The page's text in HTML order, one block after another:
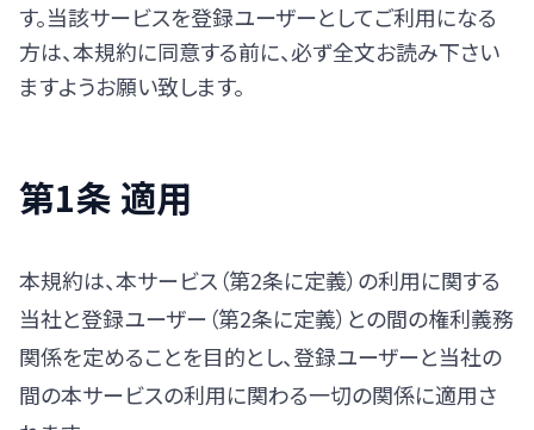
す。当該サービスを登録ユーザーとしてご利用になる
方は、本規約に同意する前に、必ず全文お読み下さい
ますようお願い致します。
第1条 適用
本規約は、本サービス（第2条に定義）の利用に関する
当社と登録ユーザー（第2条に定義）との間の権利義務
関係を定めることを目的とし、登録ユーザーと当社の
間の本サービスの利用に関わる一切の関係に適用さ